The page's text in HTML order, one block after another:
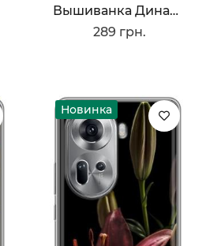
Вышиванка Динамо
289 грн.
Новинка